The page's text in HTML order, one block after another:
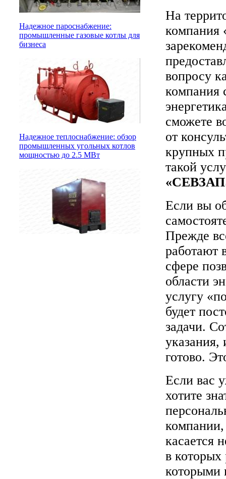
Надежное пароснабжение:
промышленные газовые котлы для
бизнеса
Надежное теплоснабжение: обзор
промышленных угольных котлов
мощностью до 2.5 МВт
На
вопросу
компания
сможете
от
крупных
такой
Если вы
Прежде
работают
сфере
области
услугу
будет
задачи.
указания,
готово.
Если вас
хотите
компании,
касается
в которых
которыми